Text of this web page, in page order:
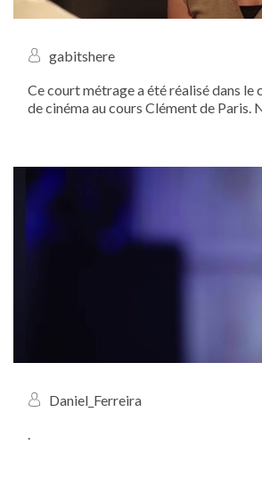
gabitshere
Ce court métrage a été réalisé dans le
de cinéma au cours Clément de Paris. N’ayant eu aucune
de mettre en avant mes talents
Daniel_Ferreira
.